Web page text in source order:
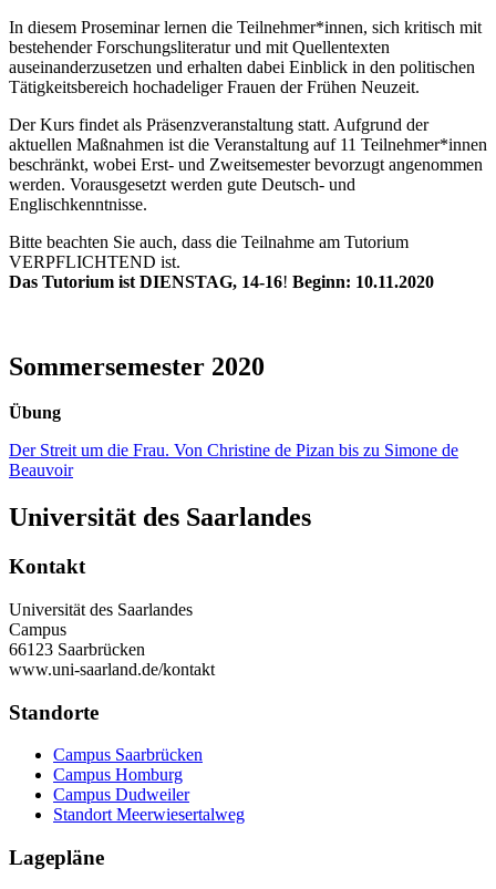
In diesem Proseminar lernen die Teilnehmer*innen, sich kritisch mit
bestehender Forschungsliteratur und mit Quellentexten
auseinanderzusetzen und erhalten dabei Einblick in den politischen
Tätigkeitsbereich hochadeliger Frauen der Frühen Neuzeit.
Der Kurs findet als Präsenzveranstaltung statt. Aufgrund der
aktuellen Maßnahmen ist die Veranstaltung auf 11 Teilnehmer*innen
beschränkt, wobei Erst- und Zweitsemester bevorzugt angenommen
werden. Vorausgesetzt werden gute Deutsch- und
Englischkenntnisse.
Bitte beachten Sie auch, dass die Teilnahme am Tutorium
VERPFLICHTEND ist.
Das Tutorium ist DIENSTAG, 14-16! Beginn: 10.11.2020
Sommersemester 2020
Übung
Der Streit um die Frau. Von Christine de Pizan bis zu Simone de
Beauvoir
Universität des Saarlandes
Kontakt
Universität des Saarlandes
Campus
66123 Saarbrücken
www.uni-saarland.de/kontakt
Standorte
Campus Saarbrücken
Campus Homburg
Campus Dudweiler
Standort Meerwiesertalweg
Lagepläne